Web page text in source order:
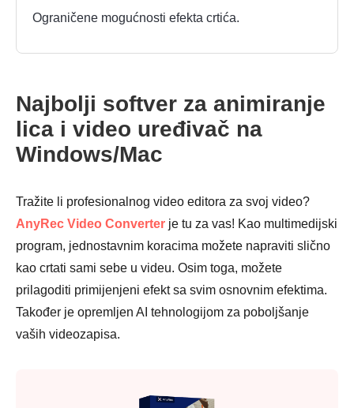
Ograničene mogućnosti efekta crtića.
Najbolji softver za animiranje
lica i video uređivač na
Windows/Mac
Tražite li profesionalnog video editora za svoj video?
AnyRec Video Converter je tu za vas! Kao multimedijski
program, jednostavnim koracima možete napraviti slično
kao crtati sami sebe u videu. Osim toga, možete
prilagoditi primijenjeni efekt sa svim osnovnim efektima.
Također je opremljen AI tehnologijom za poboljšanje
vaših videozapisa.